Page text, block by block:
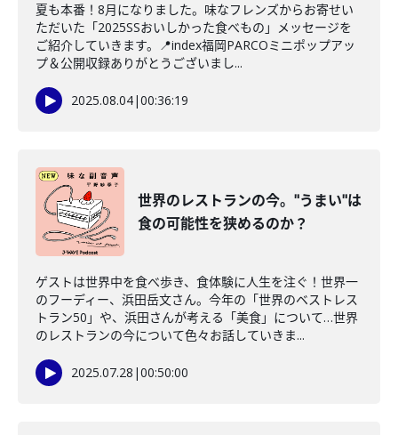
夏も本番！8月になりました。味なフレンズからお寄せい
ただいた「2025SSおいしかった食べもの」メッセージを
ご紹介していきます。📍index福岡PARCOミニポップアッ
プ＆公開収録ありがとうございまし...
2025.08.04|00:36:19
世界のレストランの今。"うまい"は
食の可能性を狭めるのか？
ゲストは世界中を食べ歩き、食体験に人生を注ぐ！世界一
のフーディー、浜田岳文さん。今年の「世界のベストレス
トラン50」や、浜田さんが考える「美食」について…世界
のレストランの今について色々お話していきま...
2025.07.28 |00:50:00